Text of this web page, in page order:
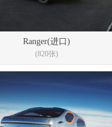
Ranger(进口)
(820张)